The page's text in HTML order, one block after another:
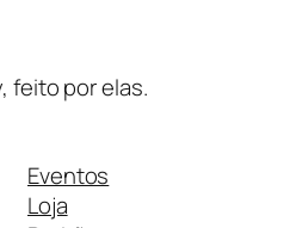
feito por elas.
Eventos
Loja